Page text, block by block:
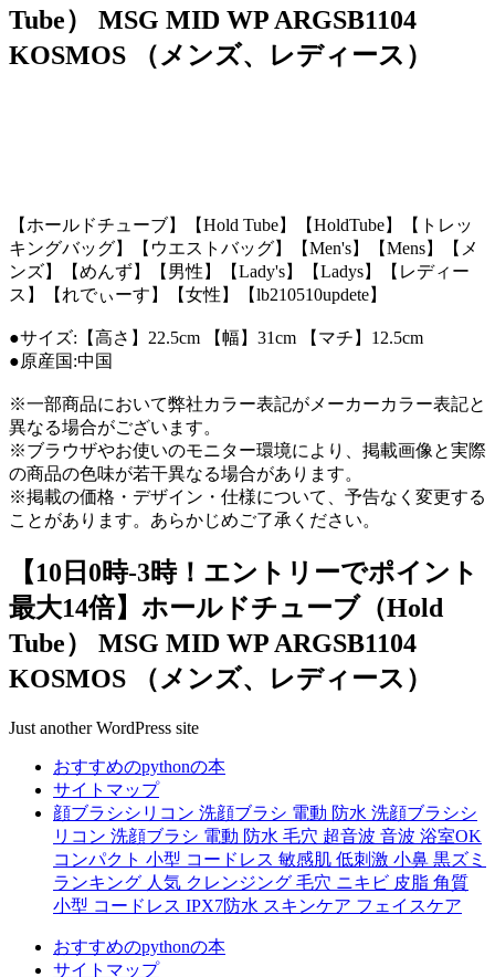
Tube） MSG MID WP ARGSB1104
KOSMOS （メンズ、レディース）
【ホールドチューブ】【Hold Tube】【HoldTube】【トレッ
キングバッグ】【ウエストバッグ】【Men's】【Mens】【メ
ンズ】【めんず】【男性】【Lady's】【Ladys】【レディー
ス】【れでぃーす】【女性】【lb210510updete】
●サイズ:【高さ】22.5cm 【幅】31cm 【マチ】12.5cm
●原産国:中国
※一部商品において弊社カラー表記がメーカーカラー表記と
異なる場合がございます。
※ブラウザやお使いのモニター環境により、掲載画像と実際
の商品の色味が若干異なる場合があります。
※掲載の価格・デザイン・仕様について、予告なく変更する
ことがあります。あらかじめご了承ください。
【10日0時-3時！エントリーでポイント
最大14倍】ホールドチューブ（Hold
Tube） MSG MID WP ARGSB1104
KOSMOS （メンズ、レディース）
Just another WordPress site
おすすめのpythonの本
サイトマップ
顔ブラシシリコン 洗顔ブラシ 電動 防水 洗顔ブラシシ
リコン 洗顔ブラシ 電動 防水 毛穴 超音波 音波 浴室OK
コンパクト 小型 コードレス 敏感肌 低刺激 小鼻 黒ズミ
ランキング 人気 クレンジング 毛穴 ニキビ 皮脂 角質
小型 コードレス IPX7防水 スキンケア フェイスケア
おすすめのpythonの本
サイトマップ